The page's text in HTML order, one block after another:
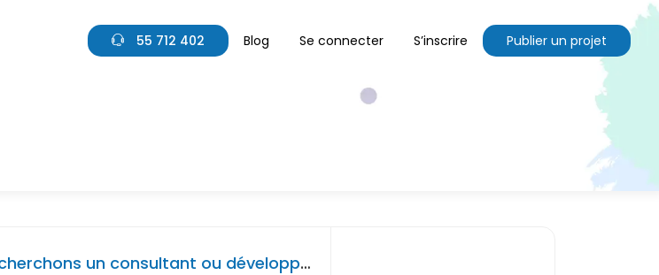
55 712 402 Blog Se connecter S’inscrire Publier un projet
Nous recherchons un consultant ou développeur Odoo expérimenté pour réaliser un diagnostic de notre